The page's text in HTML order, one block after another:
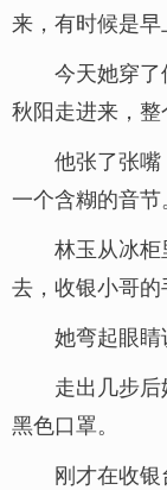
来，有时候是早
今天她穿
秋阳走进来，整
他张了张嘴
一个含糊的音节。
林玉从冰
去，收银小哥的
她弯起眼睛
走出几步
黑色口罩。
刚才在收